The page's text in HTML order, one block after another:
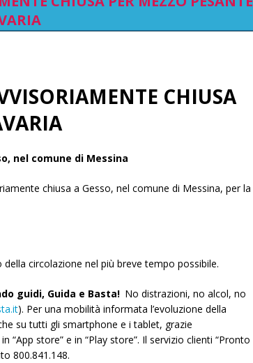
CHIUSA
nel comune di Messina
chiusa a Gesso, nel comune di Messina, per la
circolazione nel più breve tempo possibile.
guidi, Guida e Basta! No distrazioni, no alcol, no
). Per una mobilità informata l’evoluzione della
su tutti gli smartphone e i tablet, grazie
“App store” e in “Play store”. Il servizio clienti “Pronto
800.841.148.